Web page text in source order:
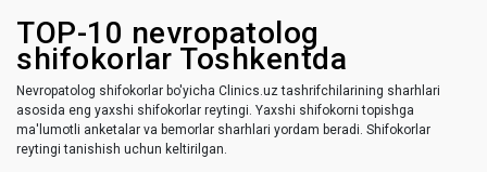
TOP-10 nevropatolog
shifokorlar Toshkentda
Nevropatolog shifokorlar bo'yicha Clinics.uz tashrifchilarining sharhlari
asosida eng yaxshi shifokorlar reytingi. Yaxshi shifokorni topishga
ma'lumotli anketalar va bemorlar sharhlari yordam beradi. Shifokorlar
reytingi tanishish uchun keltirilgan.